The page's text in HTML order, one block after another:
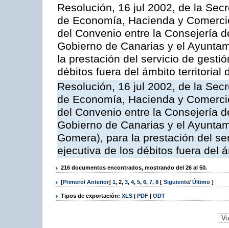
Resolución, 16 jul 2002, de la
de Economía, Hacienda y
del Convenio entre la Consejería
Gobierno de Canarias y el
la prestación del servicio de
débitos fuera del ámbito territorial
Resolución, 16 jul 2002, de la
de Economía, Hacienda y
del Convenio entre la Consejería
Gobierno de Canarias y el
Gomera), para la prestación del
ejecutiva de los débitos fuera del
216 documentos encontrados, mostrando del 26 al 50.
[Primero/ Anterior] 1, 2, 3, 4, 5, 6, 7, 8 [ Siguiente/ Último ]
Tipos de exportación: XLS | PDF | ODT